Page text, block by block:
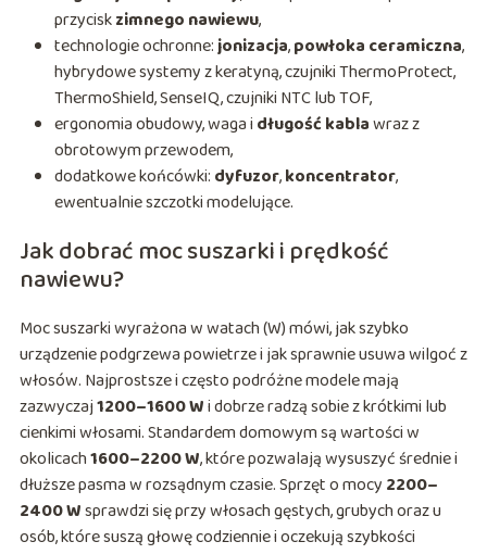
przyciskzimnego nawiewu,
technologie ochronne:jonizacja,powłoka ceramiczna,
hybrydowe systemy z keratyną, czujniki ThermoProtect,
ThermoShield, SenseIQ, czujniki NTC lub TOF,
ergonomia obudowy, waga i długość kablawraz z
obrotowym przewodem,
dodatkowe końcówki: dyfuzor,koncentrator,
ewentualnie szczotki modelujące.
Jak dobrać moc suszarki i prędkość
nawiewu?
Moc suszarki wyrażona w watach (W) mówi, jak szybko
urządzenie podgrzewa powietrze i jak sprawnie usuwa wilgoć z
włosów. Najprostsze i często podróżne modele mają
zazwyczaj1200–1600 Wi dobrze radzą sobie z krótkimi lub
cienkimi włosami. Standardem domowym są wartości w
okolicach1600–2200 W, które pozwalają wysuszyć średnie i
dłuższe pasma w rozsądnym czasie. Sprzęt o mocy 2200–
2400 Wsprawdzi się przy włosach gęstych, grubych oraz u
osób, które suszą głowę codziennie i oczekują szybkości